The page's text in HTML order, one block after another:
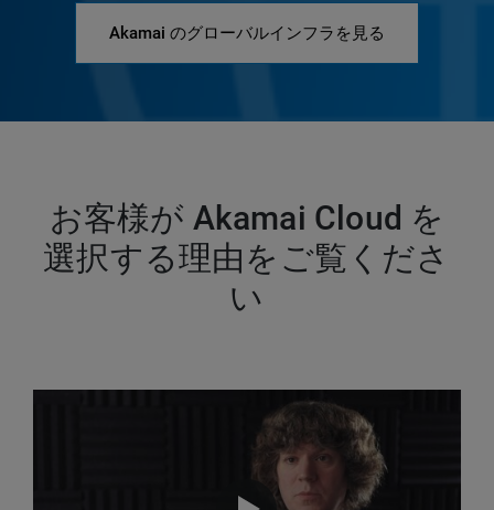
Akamai のグローバルインフラを見る
お客様が Akamai Cloud を
選択する理由をご覧くださ
い